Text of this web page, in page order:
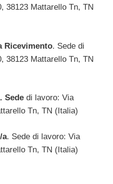
38123 Mattarello Tn, TN
Ricevimento. Sede di
38123 Mattarello Tn, TN
Sede di lavoro: Via
Tn, TN (Italia)
a. Sede di lavoro: Via
Tn, TN (Italia)